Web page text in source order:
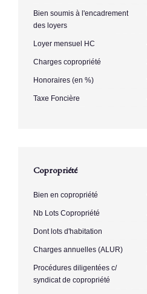
Bien soumis à l'encadrement
des loyers
Loyer mensuel HC
Charges copropriété
Honoraires (en %)
Taxe Foncière
Copropriété
Bien en copropriété
Nb Lots Copropriété
Dont lots d'habitation
Charges annuelles (ALUR)
Procédures diligentées c/
syndicat de copropriété